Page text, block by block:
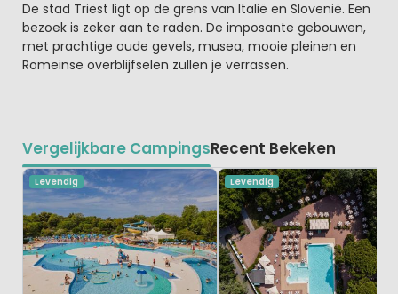
De stad Triëst ligt op de grens van Italië en Slovenië. Een
bezoek is zeker aan te raden. De imposante gebouwen,
met prachtige oude gevels, musea, mooie pleinen en
Romeinse overblijfselen zullen je verrassen.
Vergelijkbare CampingsRecent Bekeken
Levendig Levendig